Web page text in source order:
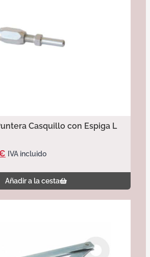
Casquillo con Espiga L
IVA incluido
Añadir a la cesta